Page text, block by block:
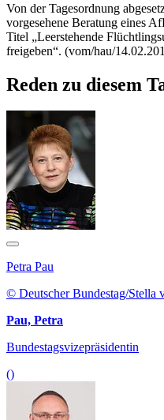
Von der Tagesordnung
vorgesehene Beratung eines
Titel „Leerstehende
freigeben“. (vom/hau/
Reden zu diesem
Petra Pau
© Deutscher Bundestag/Stella
Pau, Petra
Bundestagsvizepräsidentin
()